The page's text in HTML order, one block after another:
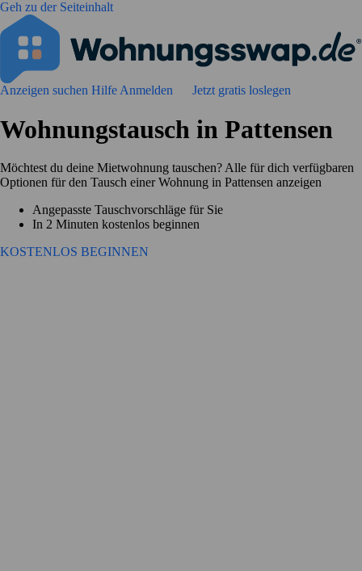
Geh zu der Seiteinhalt
Anzeigen suchen Hilfe Anmelden Jetzt gratis loslegen
Wohnungstausch in Pattensen
Möchtest du deine Mietwohnung tauschen? Alle für dich verfügbaren
Optionen für den Tausch einer Wohnung in Pattensen anzeigen
Angepasste Tauschvorschläge für Sie
In 2 Minuten kostenlos beginnen
KOSTENLOS BEGINNEN